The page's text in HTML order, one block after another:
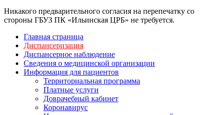
Никакого предварительного согласия на перепечатку со
стороны ГБУЗ ПК «Ильинская ЦРБ» не требуется.
Главная страница
Диспансеризация
Диспансерное наблюдение
Сведения о медицинской организации
Информация для пациентов
Территориальная программа
Платные услуги
Доврачебный кабинет
Коронавирус